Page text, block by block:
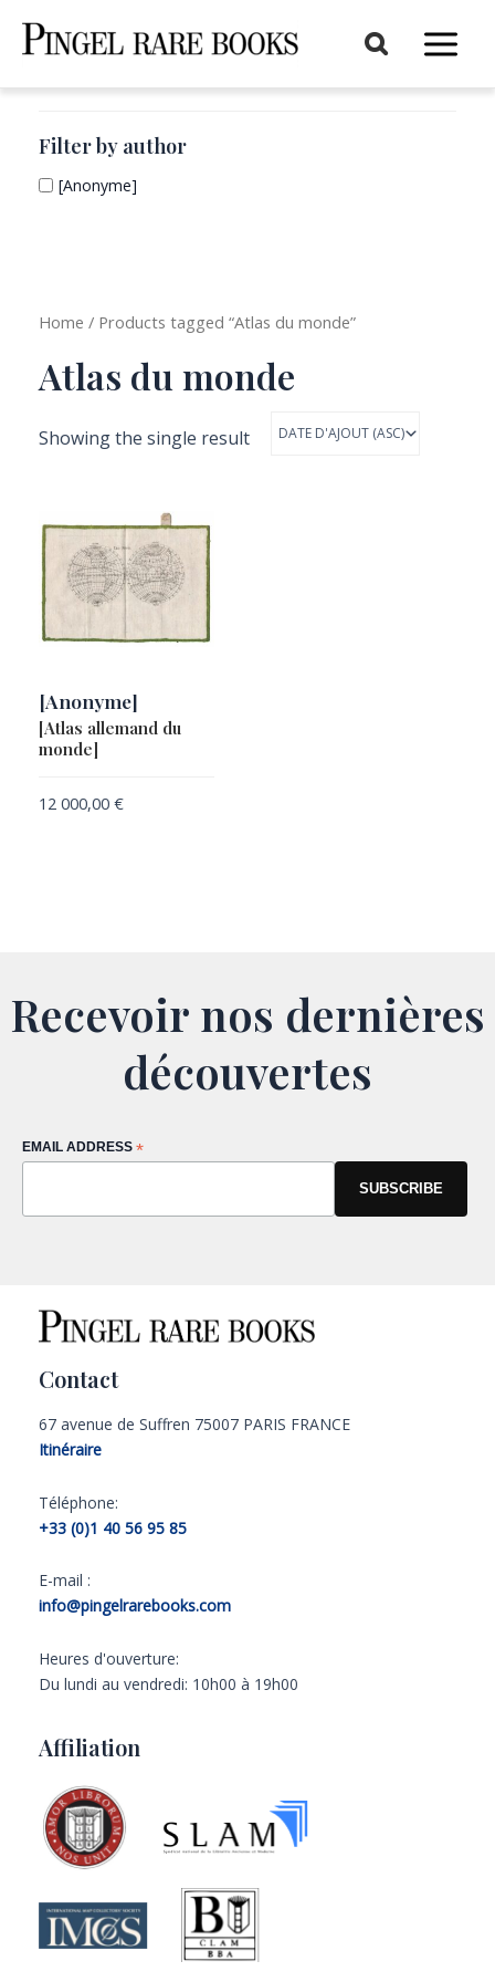
Main
Filter by author
[Anonyme]
Home / Products tagged “Atlas du monde”
Atlas du monde
Showing the single result
[Anonyme]
[Atlas allemand du
monde]
12 000,00 €
Recevoir nos dernières
découvertes
EMAIL ADDRESS *
Contact
67 avenue de Suffren 75007 PARIS FRANCE
Itinéraire
Téléphone:
+33 (0)1 40 56 95 85
E-mail :
info@pingelrarebooks.com
Heures d'ouverture:
Du lundi au vendredi: 10h00 à 19h00
Affiliation